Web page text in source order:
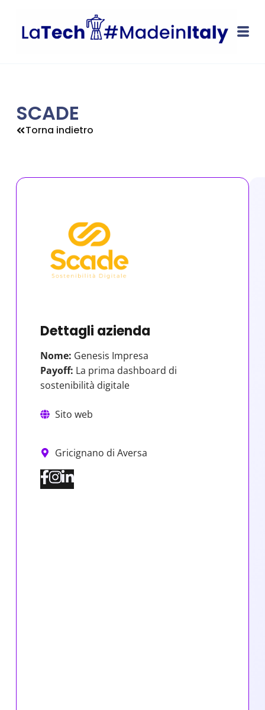
SCADE
Torna indietro
Dettagli azienda
Nome: Genesis Impresa
Payoff: La prima dashboard di
sostenibilità digitale
Sito web
Gricignano di Aversa